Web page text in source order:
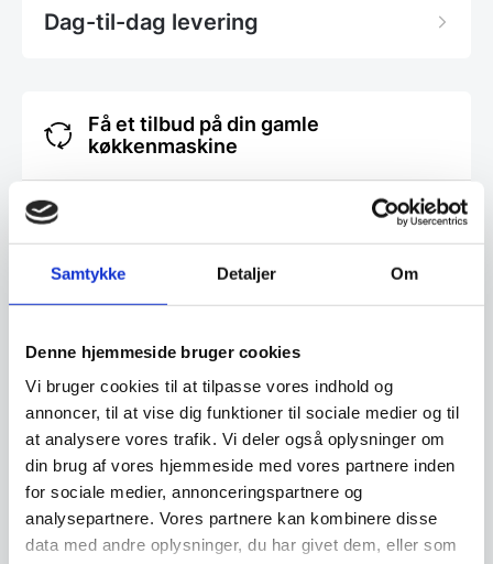
Samtykke Detaljer Om
Denne hjemmeside bruger cookies
Vi bruger cookies til at tilpasse vores indhold og
annoncer, til at vise dig funktioner til sociale medier og til
at analysere vores trafik. Vi deler også oplysninger om
din brug af vores hjemmeside med vores partnere inden
for sociale medier, annonceringspartnere og
analysepartnere. Vores partnere kan kombinere disse
data med andre oplysninger, du har givet dem, eller som
Dag-til-dag levering
Få et tilbud på din gamle
køkkenmaskine
Mange køkkenmaskiner kan få nyt liv. Vi
tilbagekøber hvert år mange maskiner af alle
fabrikater, som vi renoverer og sælger igen. Få
derfor en vurdering af din gamle maskine.
Klik her og få et tilbud
Finansiering
Ønsker du at få dine varer finansieret har vi